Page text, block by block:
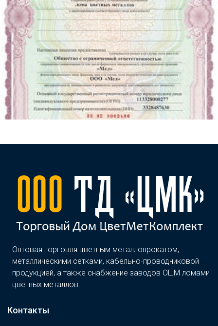
Оптовая торговля цветным металлопрокатом,
металлическими сетками, кабельно-проводниковой
продукцией, а также снабжение заводов ОЦМ ломами
цветных металлов.
Контакты